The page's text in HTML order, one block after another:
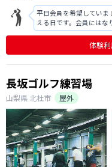
平日会員を希望していま
える日です。会員にはな
ればと思っていましたが
す。 是非回数券のご検
の余地はあるとも思って
体験
長坂ゴルフ練習場
山梨県 北杜市
屋外